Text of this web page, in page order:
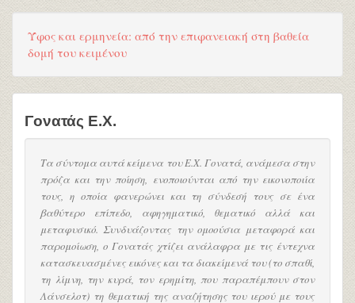
Ύφος και ερμηνεία: από την επιφανειακή στη βαθεία
δομή του κειμένου
Γονατάς Ε.Χ.
Τα σύντομα αυτά κείμενα του Ε.Χ. Γονατά, ανάμεσα στην
πρόζα και την ποίηση, ενοποιούνται από την εικονοποιία
τους, η οποία φανερώνει και τη σύνδεσή τους σε ένα
βαθύτερο επίπεδο, αφηγηματικό, θεματικό αλλά και
μεταφυσικό. Συνδυάζοντας την ομοούσια μεταφορά και
παρομοίωση, ο Γονατάς χτίζει ανάλαφρα με τις έντεχνα
κατασκευασμένες εικόνες και τα διακείμενά του (το σπαθί,
τη λίμνη, την κυρά, τον ερημίτη, που παραπέμπουν στον
Λάνσελοτ) τη θεματική της αναζήτησης του ιερού με τους